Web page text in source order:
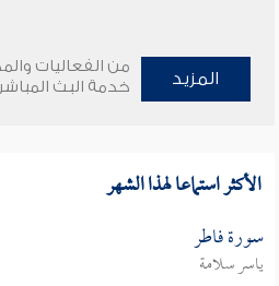
المزيد
من الفعاليات
خدمة البث المباشر
الأكثر استماعا لهذا الشهر
سورة فاطر
ياسر سلامة